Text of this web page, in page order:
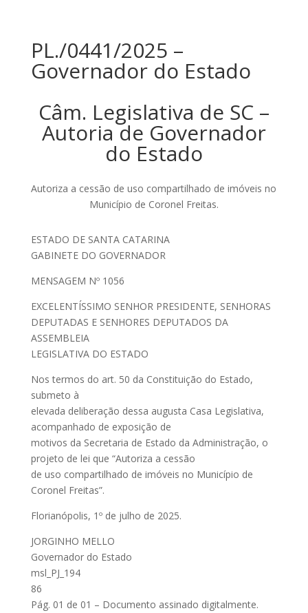
PL./0441/2025 –
Governador do Estado
Câm. Legislativa de SC –
Autoria de Governador
do Estado
Autoriza a cessão de uso compartilhado de imóveis no
Município de Coronel Freitas.
ESTADO DE SANTA CATARINA
GABINETE DO GOVERNADOR
MENSAGEM Nº 1056
EXCELENTÍSSIMO SENHOR PRESIDENTE, SENHORAS
DEPUTADAS E SENHORES DEPUTADOS DA
ASSEMBLEIA
LEGISLATIVA DO ESTADO
Nos termos do art. 50 da Constituição do Estado,
submeto à
elevada deliberação dessa augusta Casa Legislativa,
acompanhado de exposição de
motivos da Secretaria de Estado da Administração, o
projeto de lei que “Autoriza a cessão
de uso compartilhado de imóveis no Município de
Coronel Freitas”.
Florianópolis, 1º de julho de 2025.
JORGINHO MELLO
Governador do Estado
msl_PJ_194
86
Pág. 01 de 01 – Documento assinado digitalmente.